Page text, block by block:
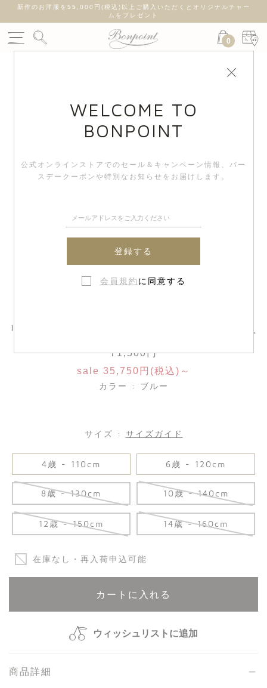
新作のお洋服を55,000円(税込)以上ご購入いただくとオリジナルチャー
ムをプレゼント
0
リバティファブリックスモッキングドレス
71,500円
sale 35,750円(税込)～
カラー : ブルー
サイズ : サイズガイド
4歳 - 110cm 6歳 - 120cm
8歳 - 130cm 10歳 - 140cm
12歳 - 150cm 14歳 - 160cm
在庫なし・再入荷申込可能
カートに入れる
ウィッシュリストに追加
商品詳細
WELCOME TO
BONPOINT
公式オンラインストアでのセール＆キャンペーン情報、 バー
スデークーポンや特別なお知らせをお届けします。
登録する
会員規約 に同意する